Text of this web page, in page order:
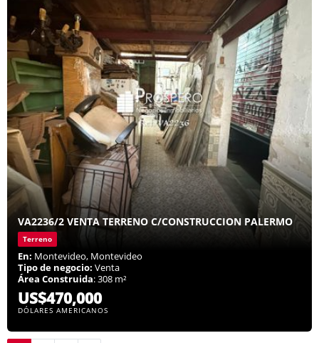
VA2236/2 VENTA TERRENO C/CONSTRUCCION PALERMO
Terreno
En: Montevideo, Montevideo
Tipo de negocio: Venta
Área Construida: 308 m²
US$470,000
DÓLARES AMERICANOS